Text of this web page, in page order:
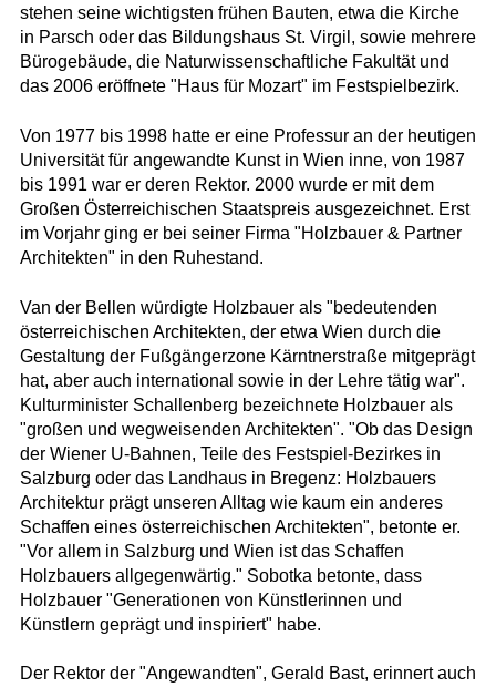
stehen seine wichtigsten frühen Bauten, etwa die Kirche
in Parsch oder das Bildungshaus St. Virgil, sowie mehrere
Bürogebäude, die Naturwissenschaftliche Fakultät und
das 2006 eröffnete "Haus für Mozart" im Festspielbezirk.
Von 1977 bis 1998 hatte er eine Professur an der heutigen
Universität für angewandte Kunst in Wien inne, von 1987
bis 1991 war er deren Rektor. 2000 wurde er mit dem
Großen Österreichischen Staatspreis ausgezeichnet. Erst
im Vorjahr ging er bei seiner Firma "Holzbauer & Partner
Architekten" in den Ruhestand.
Van der Bellen würdigte Holzbauer als "bedeutenden
österreichischen Architekten, der etwa Wien durch die
Gestaltung der Fußgängerzone Kärntnerstraße mitgeprägt
hat, aber auch international sowie in der Lehre tätig war".
Kulturminister Schallenberg bezeichnete Holzbauer als
"großen und wegweisenden Architekten". "Ob das Design
der Wiener U-Bahnen, Teile des Festspiel-Bezirkes in
Salzburg oder das Landhaus in Bregenz: Holzbauers
Architektur prägt unseren Alltag wie kaum ein anderes
Schaffen eines österreichischen Architekten", betonte er.
"Vor allem in Salzburg und Wien ist das Schaffen
Holzbauers allgegenwärtig." Sobotka betonte, dass
Holzbauer "Generationen von Künstlerinnen und
Künstlern geprägt und inspiriert" habe.
Der Rektor der "Angewandten", Gerald Bast, erinnert auch